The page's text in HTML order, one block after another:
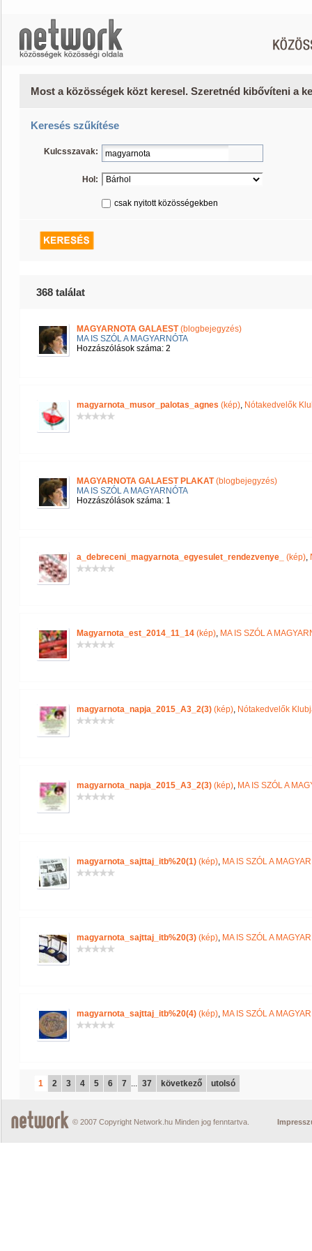
Most a közösségek közt keresel. Szeretnéd kibővíteni a
Keresés szűkítése
Kulcsszavak:
Hol:
csak nyitott közösségekben
368 találat
MAGYARNOTA GALAEST(blogbejegyzés)
MA IS SZÓL A MAGYARNÓTA
Hozzászólások száma: 2
magyarnota_musor_palotas_agnes (kép), Nótakedvelők
MAGYARNOTA GALAEST PLAKAT(blogbejegyzés)
MA IS SZÓL A MAGYARNÓTA
Hozzászólások száma: 1
a_debreceni_magyarnota_egyesulet_rendezvenye_ (kép),
Magyarnota_est_2014_11_14 (kép), MA IS SZÓL A
magyarnota_napja_2015_A3_2(3) (kép), Nótakedvelők
magyarnota_napja_2015_A3_2(3) (kép), MA IS SZÓL A
magyarnota_sajttaj_itb%20(1) (kép), MA IS SZÓL A
magyarnota_sajttaj_itb%20(3) (kép), MA IS SZÓL A
magyarnota_sajttaj_itb%20(4) (kép), MA IS SZÓL A
1 2 3 4 5 6 7 ... 37 következő utolsó
© 2007 Copyright Network.hu Minden jog fenntartva.